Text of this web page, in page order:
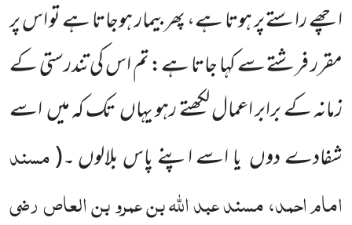
اچھے راستے پر ہوتا ہے، پھر بیمار ہوجاتا ہے تو اس پر
مقرر فرشتے سے کہا جاتا ہے: تم اس کی تندرستی کے
زمانہ کے برابر اعمال لکھتے رہو یہاںتک کہ میںاسے
شفادے دوں یا اسے اپنے پاس بلالوں ۔(مسند
امام احمد، مسند عبد اللّٰہ بن عمرو بن العاصرضی